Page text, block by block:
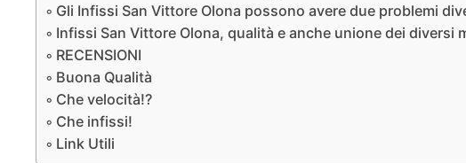
Gli Infissi San Vittore Olona possono avere due problemi
Infissi San Vittore Olona, qualità e anche unione dei diversi
RECENSIONI
Buona Qualità
Che velocità!?
Che infissi!
Link Utili